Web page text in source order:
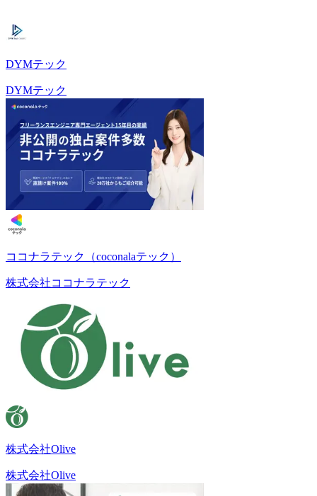
DYMテック
DYMテック
ココナラテック（coconalaテック）
株式会社ココナラテック
株式会社Olive
株式会社Olive